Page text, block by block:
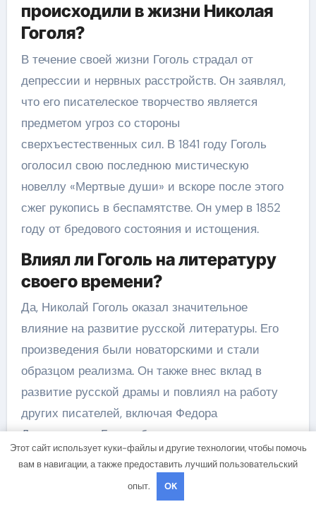
происходили в жизни Николая
Гоголя?
В течение своей жизни Гоголь страдал от
депрессии и нервных расстройств. Он заявлял,
что его писателеское творчество является
предметом угроз со стороны
сверхъестественных сил. В 1841 году Гоголь
оголосил свою последнюю мистическую
новеллу «Мертвые души» и вскоре после этого
сжег рукопись в беспамятстве. Он умер в 1852
году от бредового состояния и истощения.
Влиял ли Гоголь на литературу
своего времени?
Да, Николай Гоголь оказал значительное
влияние на развитие русской литературы. Его
произведения были новаторскими и стали
образцом реализма. Он также внес вклад в
развитие русской драмы и повлиял на работу
других писателей, включая Федора
Достоевского. Гоголь был часто критикован за
свою уникальную стилистику и мистические
темы, но его работы остаются важными и
восхищают читателей по сей день.
Этот сайт использует куки-файлы и другие технологии, чтобы помочь
вам в навигации, а также предоставить лучший пользовательский
опыт.
OK